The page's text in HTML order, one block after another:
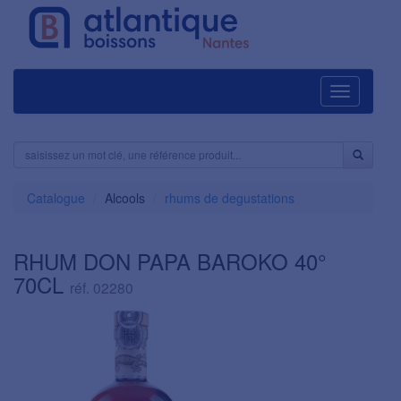
Navigation
Catalogue Alcools rhums de degustations
RHUM DON PAPA BAROKO 40°
70CL réf. 02280